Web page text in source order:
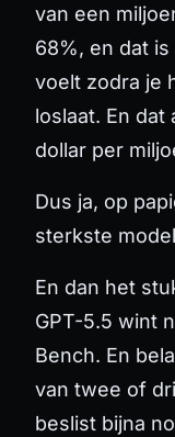
van een
68%, en dat
voelt zodra je
loslaat. En dat
dollar per
Dus ja, op
sterkste
En dan het
GPT-5.5 wint
Bench. En
van twee of
beslist bijna